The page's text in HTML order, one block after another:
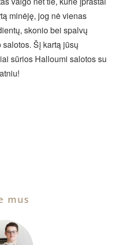
minėję, jog nė vienas
skonio bei spalvų
Šį kartą jūsų
sūrios Halloumi salotos su
mus